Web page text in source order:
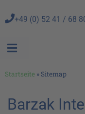
+49 (0) 52 41 / 68
Startseite » Sitemap
Barzak